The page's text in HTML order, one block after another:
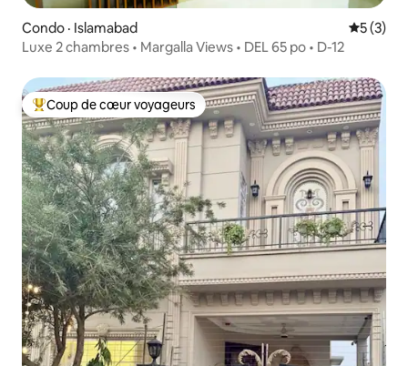
Condo · Islamabad Note
5 (3)
Luxe 2 chambres • Margalla Views • DEL 65 po • D-12
Coup de cœur voyageurs parmi les plus aimés
Coup de cœur voyageurs